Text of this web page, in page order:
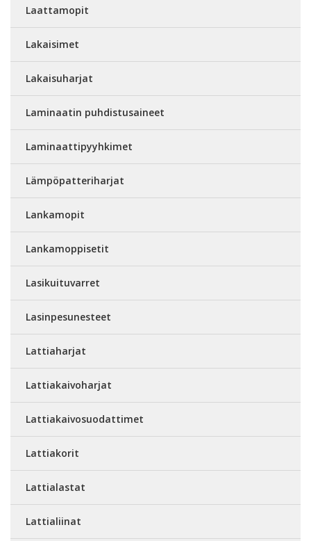
Laattamopit
Lakaisimet
Lakaisuharjat
Laminaatin puhdistusaineet
Laminaattipyyhkimet
Lämpöpatteriharjat
Lankamopit
Lankamoppisetit
Lasikuituvarret
Lasinpesunesteet
Lattiaharjat
Lattiakaivoharjat
Lattiakaivosuodattimet
Lattiakorit
Lattialastat
Lattialiinat